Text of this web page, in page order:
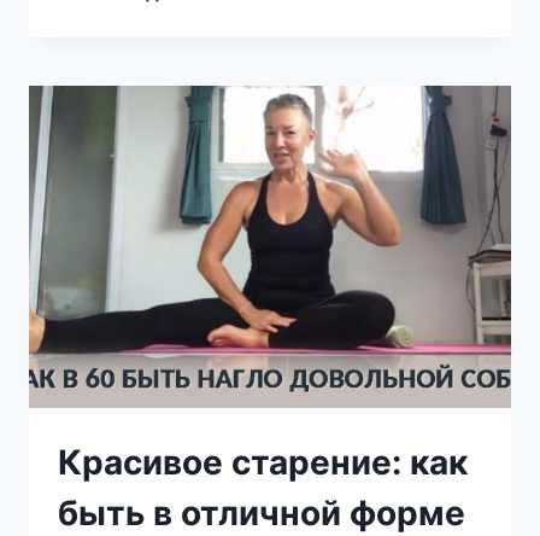
ЗАБУДЕТЕ
МУХАХ,
КОМАРАХ
И
ТАРАКАНАХ
В
ДОМЕ
МАКСИМУМ
ЧЕРЕЗ
2
ЧАСА
Красивое старение: как
быть в отличной форме